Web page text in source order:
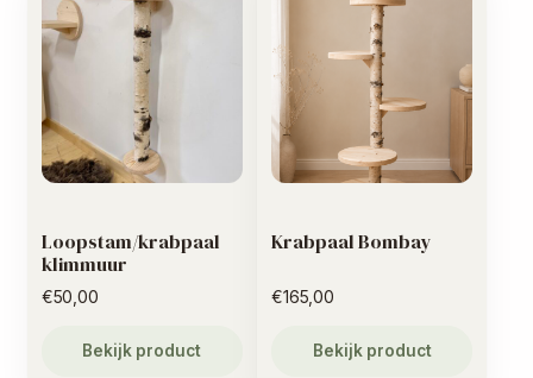
Loopstam/krabpaal
klimmuur
€50,00
Bekijk product
Krabpaal Bombay
€165,00
Bekijk product